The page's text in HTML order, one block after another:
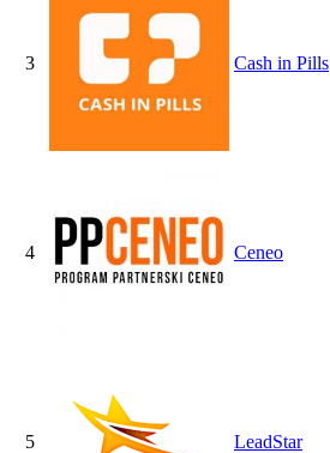
3 Cash in Pills
4 Ceneo
5 LeadStar